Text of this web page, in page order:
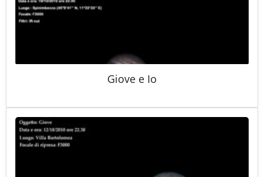
Giove e Io